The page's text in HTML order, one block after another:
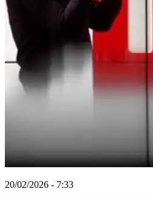
20/02/2026 - 7:33